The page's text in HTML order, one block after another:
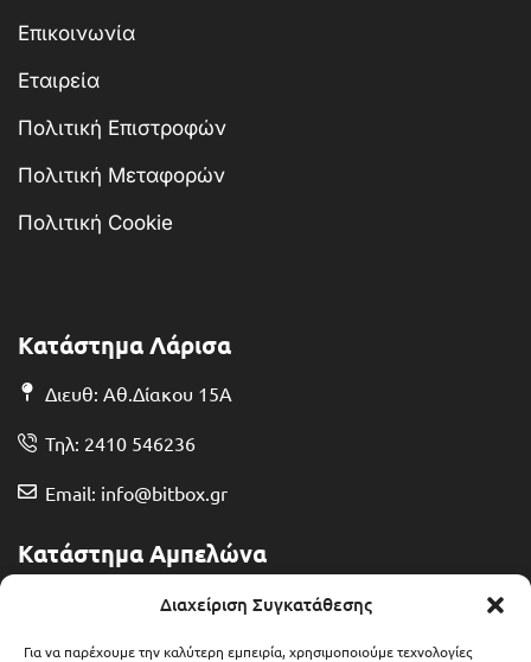
Διαχείριση Συγκατάθεσης
Για να παρέχουμε την καλύτερη εμπειρία, χρησιμοποιούμε τεχνολογίες
Επικοινωνία
Εταιρεία
Πολιτική Επιστροφών
Πολιτική Μεταφορών
Πολιτική Cookie
Κατάστημα Λάρισα
Διευθ: Αθ.Δίακου 15Α
Τηλ: 2410 546236
Email: info@bitbox.gr
Κατάστημα Αμπελώνα
Διευθ: Θερμοπυλών 13
Τηλ: 2492 401071